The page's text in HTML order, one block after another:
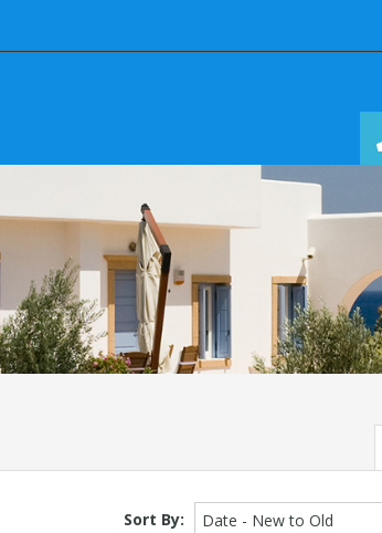
Sort By: Date - New to Old